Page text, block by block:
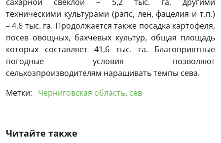
техническими культурами (рапс, лен, фацелия и т.п.)
– 4,6 тыс. га. Продолжается также посадка картофеля,
посев овощных, бахчевых культур, общая площадь
которых составляет 41,6 тыс. га. Благоприятные
погодные условия позволяют
сельхозпроизводителям наращивать темпы сева.
Метки:
Черниговская область, сев
Читайте также